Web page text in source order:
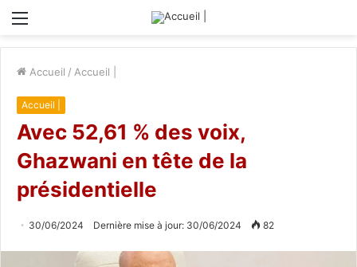
Menu
Accueil / Accueil |
Accueil |
Avec 52,61 % des voix,
Ghazwani en tête de la
présidentielle
30/06/2024 Dernière mise à jour: 30/06/2024 82